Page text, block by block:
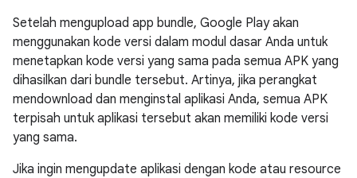
Setelah mengupload app bundle, Google Play akan
menggunakan kode versi dalam modul dasar Anda untuk
menetapkan kode versi yang sama pada semua APK yang
dihasilkan dari bundle tersebut. Artinya, jika perangkat
mendownload dan menginstal aplikasi Anda, semua APK
terpisah untuk aplikasi tersebut akan memiliki kode versi
yang sama.
Jika ingin mengupdate aplikasi dengan kode atau resource